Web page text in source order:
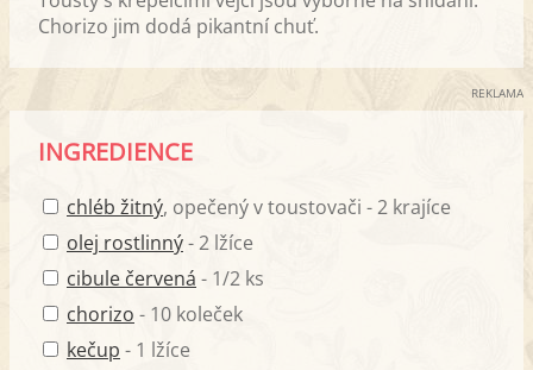
Chorizo jim dodá pikantní chuť.
REKLAMA
INGREDIENCE
chléb žitný, opečený v toustovači - 2 krajíce
olej rostlinný- 2 lžíce
cibule červená - 1/2 ks
chorizo - 10 koleček
kečup - 1 lžíce